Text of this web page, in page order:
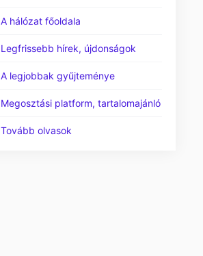
A hálózat főoldala
Legfrissebb hírek, újdonságok
A legjobbak gyűjteménye
Megosztási platform, tartalomajánló
Tovább olvasok